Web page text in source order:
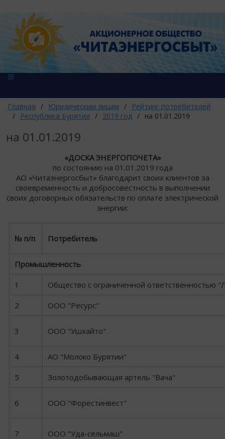
Главная / Юридическим лицам /
Рейтинг потребителей
/
Республика Бурятия / 2019 год / на 01.01.2019
на 01.01.2019
«ДОСКА ЭНЕРГОПОЧЕТА»
по состоянию на 01.01.2019 года
АО «Читаэнергосбыт» благодарит своих клиентов за
своевременность и добросовестность в выполнении
своих договорных обязательств по оплате электрической
энергии:
№ п/п Потребитель
Промышленность
1 Общество с ограниченной ответственностью
2 ООО "Ресурс"
3 ООО "Ушхайто"
4 АО "Молоко Бурятии"
5 Золотодобывающая артель "Вача"
6 ООО "Форестинвест"
7 ООО "Уда-сельмаш"